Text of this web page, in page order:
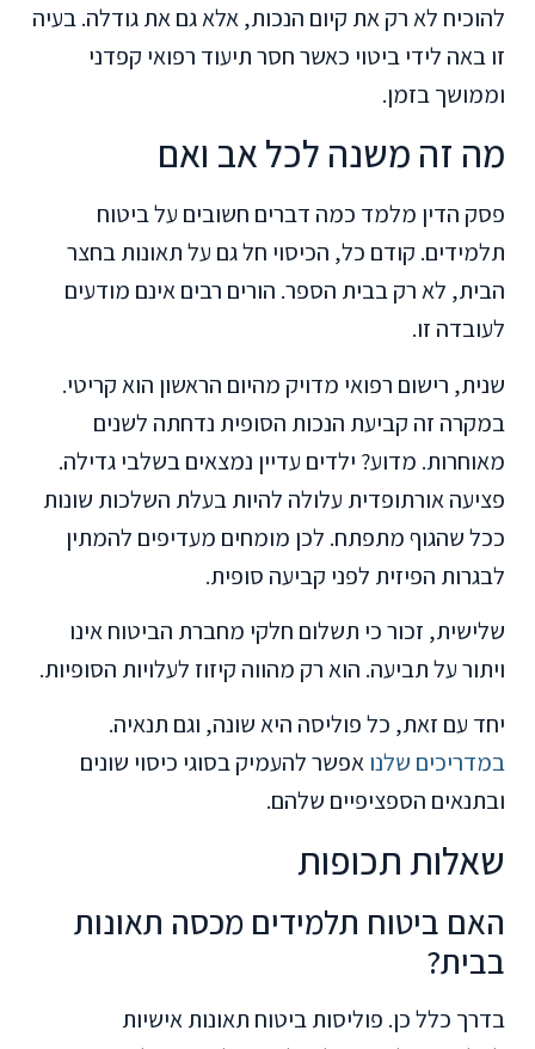
להוכיח לא רק את קיום הנכות, אלא גם את גודלה. בעיה
זו באה לידי ביטוי כאשר חסר תיעוד רפואי קפדני
וממושך בזמן.
מה זה משנה לכל אב ואם
פסק הדין מלמד כמה דברים חשובים על ביטוח
תלמידים. קודם כל, הכיסוי חל גם על תאונות בחצר
הבית, לא רק בבית הספר. הורים רבים אינם מודעים
לעובדה זו.
שנית, רישום רפואי מדויק מהיום הראשון הוא קריטי.
במקרה זה קביעת הנכות הסופית נדחתה לשנים
מאוחרות. מדוע? ילדים עדיין נמצאים בשלבי גדילה.
פציעה אורתופדית עלולה להיות בעלת השלכות שונות
ככל שהגוף מתפתח. לכן מומחים מעדיפים להמתין
לבגרות הפיזית לפני קביעה סופית.
שלישית, זכור כי תשלום חלקי מחברת הביטוח אינו
ויתור על תביעה. הוא רק מהווה קיזוז לעלויות הסופיות.
יחד עם זאת, כל פוליסה היא שונה, וגם תנאיה.
במדריכים שלנואפשר להעמיק בסוגי כיסוי שונים
ובתנאים הספציפיים שלהם.
שאלות תכופות
האם ביטוח תלמידים מכסה תאונות
בבית?
בדרך כלל כן. פוליסות ביטוח תאונות אישיות